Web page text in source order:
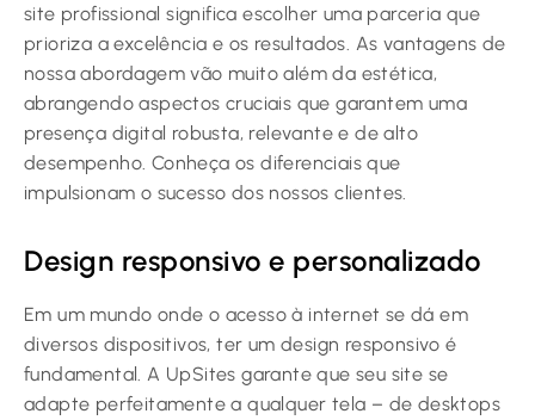
site profissional significa escolher uma parceria que
prioriza a excelência e os resultados. As vantagens de
nossa abordagem vão muito além da estética,
abrangendo aspectos cruciais que garantem uma
presença digital robusta, relevante e de alto
desempenho. Conheça os diferenciais que
impulsionam o sucesso dos nossos clientes.
Design responsivo e personalizado
Em um mundo onde o acesso à internet se dá em
diversos dispositivos, ter um design responsivo é
fundamental. A UpSites garante que seu site se
adapte perfeitamente a qualquer tela – de desktops